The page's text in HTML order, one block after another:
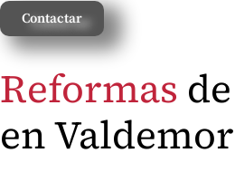
Contactar
Reformas
en